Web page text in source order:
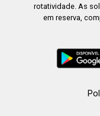
rotatividade. As
em reserva,